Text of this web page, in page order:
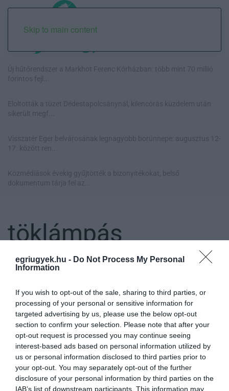
egriugyek.hu - Do Not Process My Personal
Information
If you wish to opt-out of the sale, sharing to third parties, or
processing of your personal or sensitive information for
targeted advertising by us, please use the below opt-out
section to confirm your selection. Please note that after your
opt-out request is processed you may continue seeing
interest-based ads based on personal information utilized by
us or personal information disclosed to third parties prior to
your opt-out. You may separately opt-out of the further
disclosure of your personal information by third parties on the
IAB’s list of downstream participants. This information may
Skip to main content
Új hűtőrendszer a Markhot Ferenc Kórházban: több mint 70 millió
forintos fejl...
Eloltották a tüzet Dédestapolcsánynál, kilencórás küzdelem után
sikerült megf...
Visszatér Eger belvárosának legnagyobb borünnepe: augusztus 12-
17. között ren...
Közmédiások évekig gyűjtötték a bizonyítékokat, belső
dokumentum tárja fel az...
töklámpás
Idén ősszel harmadik alkalommal rendeznek töklámpás kiállítást
Felnémeten. Eljött az ideje, hogy a szürke őszi hétköznapokat
fénnyel töltsük meg! Hagyományőrző szándékkal, közös alkotásra
inv...
MELYIK A LEGJOBB A FELNÉMETEN KIÁLLÍTOTT TÖKLÁMPÁSOK
KÖZÜL? SZOMBATIG LEHET SZAVAZNI!
2021. október 27|Eger ügye
Ahogy azt portálunk is megírta, idén is rendeznek töklámpás